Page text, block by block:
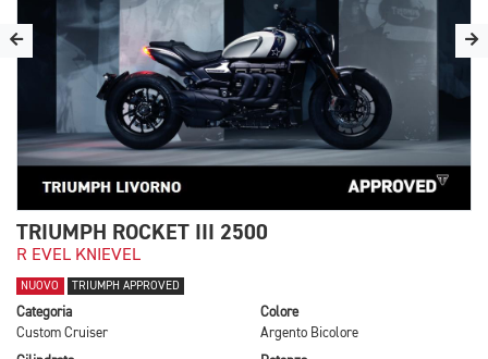
TRIUMPH ROCKET III 2500
R EVEL KNIEVEL
NUOVO TRIUMPH APPROVED
Categoria
Custom Cruiser
Colore
Argento Bicolore